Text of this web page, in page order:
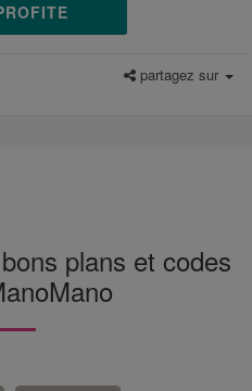
partagez sur
plans et codes